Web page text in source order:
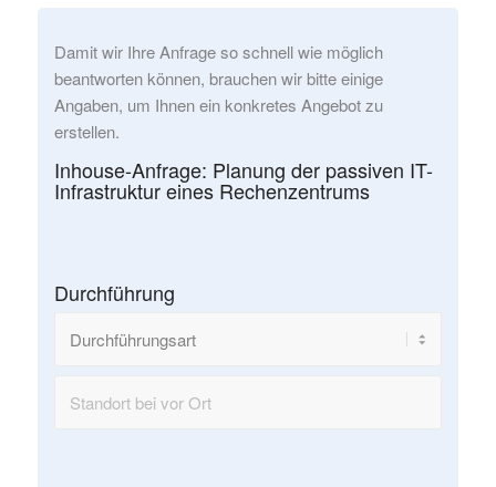
Damit wir Ihre Anfrage so schnell wie möglich
beantworten können, brauchen wir bitte einige
Angaben, um Ihnen ein konkretes Angebot zu
erstellen.
Inhouse-Anfrage: Planung der passiven IT-
Infrastruktur eines Rechenzentrums
Durchführung